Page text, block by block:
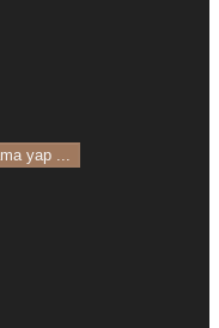
yap ...